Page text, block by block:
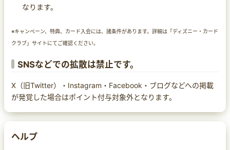
なります。
※キャンペーン、特典、カード入会には、諸条件があります。詳細は「ディズニー・カード
クラブ」サイトにてご確認ください。
SNSなどでの拡散は禁止です。
X（旧Twitter）・Instagram・Facebook・ブログなどへの掲載
が発覚した場合はポイント付与対象外となります。
ヘルプ